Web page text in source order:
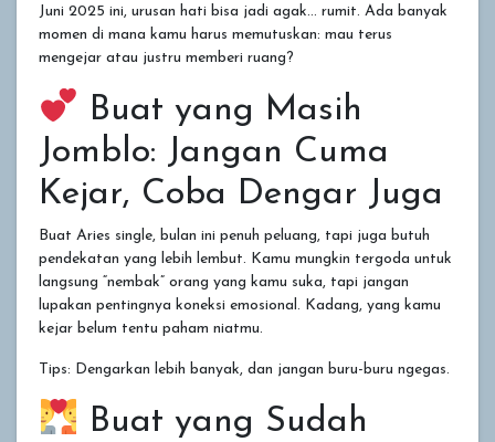
Juni 2025 ini, urusan hati bisa jadi agak… rumit. Ada banyak
momen di mana kamu harus memutuskan: mau terus
mengejar atau justru memberi ruang?
Buat yang Masih
Jomblo: Jangan Cuma
Kejar, Coba Dengar Juga
Buat Aries single, bulan ini penuh peluang, tapi juga butuh
pendekatan yang lebih lembut. Kamu mungkin tergoda untuk
langsung “nembak” orang yang kamu suka, tapi jangan
lupakan pentingnya koneksi emosional. Kadang, yang kamu
kejar belum tentu paham niatmu.
Tips: Dengarkan lebih banyak, dan jangan buru-buru ngegas.
Buat yang Sudah